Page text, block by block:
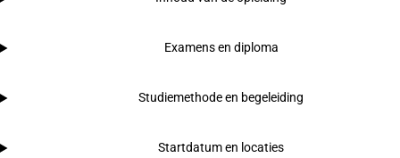
Examens en diploma
Studiemethode en begeleiding
Startdatum en locaties